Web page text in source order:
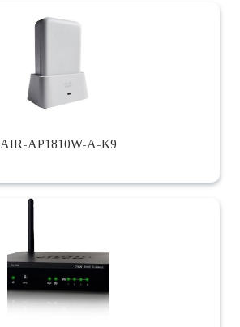
AIR-AP1810W-A-K9